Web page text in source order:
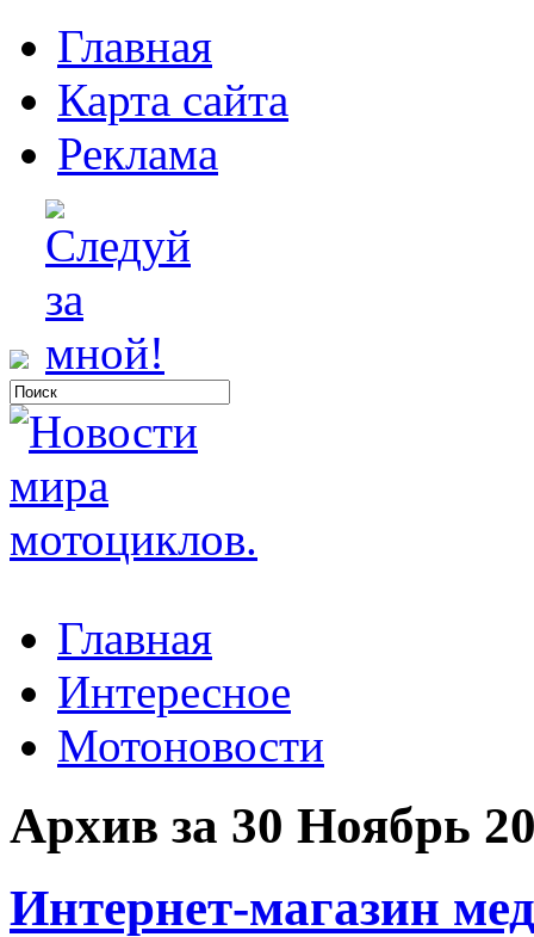
Главная
Карта сайта
Реклама
Главная
Интересное
Мотоновости
Архив за 30 Ноябрь
Интернет-магазин